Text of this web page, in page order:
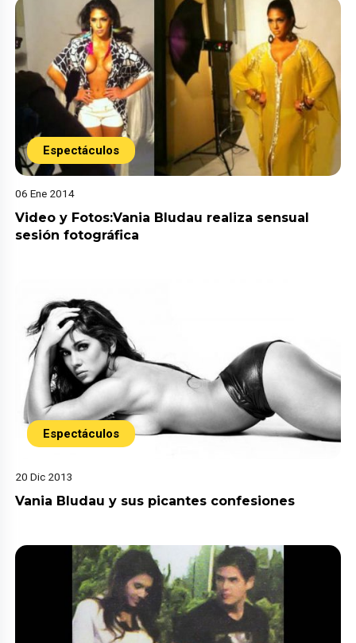
Espectáculos
06 Ene 2014
Video y Fotos:Vania Bludau realiza sensual
sesión fotográfica
Espectáculos
20 Dic 2013
Vania Bludau y sus picantes confesiones